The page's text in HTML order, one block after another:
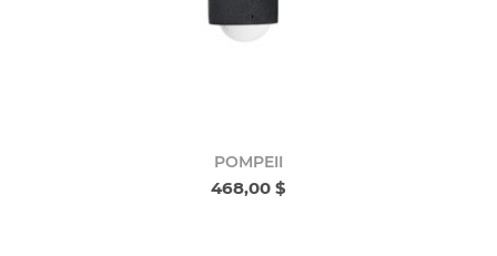
POMPEII
468,00 $